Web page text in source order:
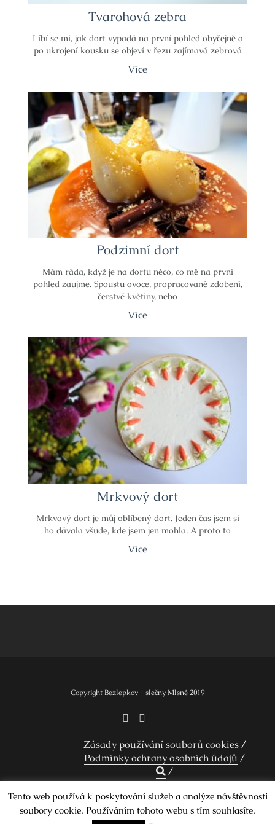
Tvarohová zebra
Líbí se mi, jak dort vypadá na první pohled obyčejně a
po ukrojení kousku se objeví v řezu zajímavá zebrová
Více
Podzimní dort
Mám ráda, když je na dortu něco, co mě na první
pohled zaujme. Spoustu ovoce, propracované zdobení,
čerstvé květiny, nebo
Více
Mrkvový dort
Mrkvový dort je můj oblíbený dort. Jeden čas jsem si
ho dávala všude, kde jsem jen mohla. A proto to
Více
Copyright Bezlepkov - slečny Mlsné 2019
Zásady používání souborů cookies
Podmínky ochrany osobních údajů
Design by Smartcat
Tento web používá k poskytování služeb a analýze návštěvnosti
soubory cookie. Používáním tohoto webu s tím souhlasíte.